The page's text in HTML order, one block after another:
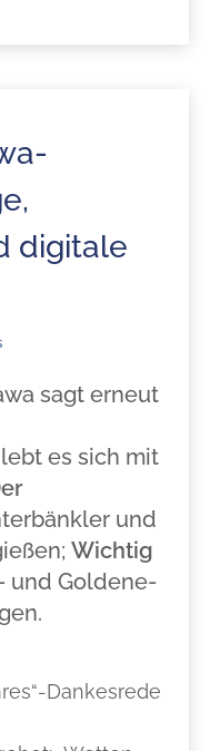
digitale
sagt erneut
es sich mit
und
Wichtig
und Goldene-
Dankesrede